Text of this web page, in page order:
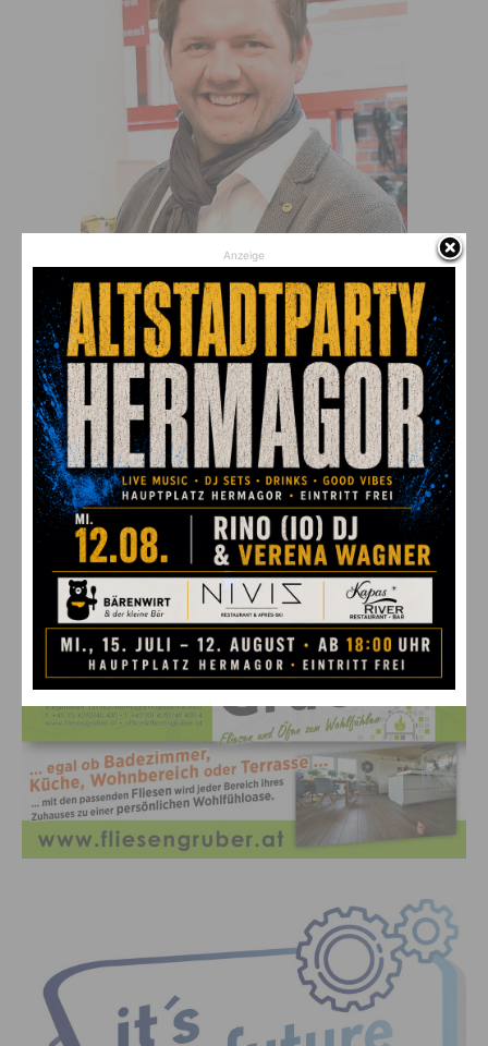
Hafnermeister und Fliesenlegermeister Michael Gruber
weiß um den goldenen Boden seines Handwerks: „Gerade
in Krisenzeiten wie jetzt sind die Handwerksbetriebe stark
gefragt und gut gebucht. Schade nur, dass sich zuwenig
junge Leute für eine Lehre entscheiden! Vor allem, weil
das Handwerk sichere Arbeitsplätze bietet, die
Lehrabsolventen meist vom Ausbildungsbetrieb
übernommen werden und auch der Weg in die
Selbständigkeit mit einer Lehre geebnet ist. Neben
Fliesenlegen lehre ich als Hafnermeister das selten
gewordene Gewerbe des Ofensetzers und freue mich über
jeden jungen Menschen, der Hausverstand, Motivation
und Interesse für diesen selten gewordenen Beruf
mitbringt!
Anzeige